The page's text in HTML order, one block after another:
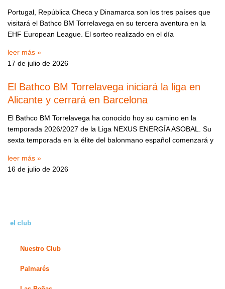
Portugal, República Checa y Dinamarca son los tres países que
visitará el Bathco BM Torrelavega en su tercera aventura en la
EHF European League. El sorteo realizado en el día
leer más »
17 de julio de 2026
El Bathco BM Torrelavega iniciará la liga en
Alicante y cerrará en Barcelona
El Bathco BM Torrelavega ha conocido hoy su camino en la
temporada 2026/2027 de la Liga NEXUS ENERGÍA ASOBAL. Su
sexta temporada en la élite del balonmano español comenzará y
leer más »
16 de julio de 2026
el club
Nuestro Club
Palmarés